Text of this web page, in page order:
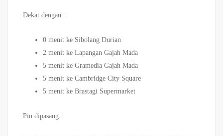
Dekat dengan :
0 menit ke Sibolang Durian
2 menit ke Lapangan Gajah Mada
5 menit ke Gramedia Gajah Mada
5 menit ke Cambridge City Square
5 menit ke Brastagi Supermarket
Pin dipasang :